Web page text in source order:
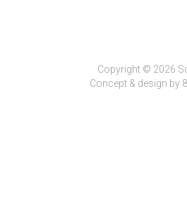
Copyright © 2026
Concept & design by